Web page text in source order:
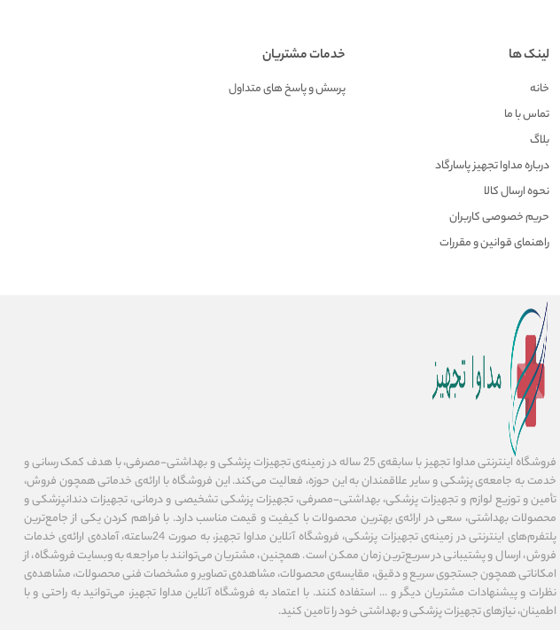
لینک ها
خانه
تماس با ما
بلاگ
درباره مداوا تجهیز پاسارگاد
نحوه ارسال کالا
حریم خصوصی کاربران
راهنمای قوانین و مقررات
خدمات مشتریان
پرسش و پاسخ های متداول
فروشگاه اینترنتی مداوا تجهیز با سابقه‌ی 25 ساله در زمینه‌ی تجهیزات پزشکی و بهداشتی-مصرفی، با هدف کمک رسانی و
خدمت به جامعه‌ی پزشکی و سایر علاقمندان به این حوزه، فعالیت می‌کند. این فروشگاه با ارائه‌ی خدماتی همچون فروش،
تأمین و توزیع لوازم و تجهیزات پزشکی، بهداشتی-مصرفی، تجهیزات پزشکی تشخیصی و درمانی، تجهیزات دندانپزشکی و
محصولات بهداشتی، سعی در ارائه‌ی بهترین محصولات با کیفیت و قیمت مناسب دارد. با فراهم کردن یکی از جامع‌ترین
پلتفرم‌های اینترنتی در زمینه‌ی تجهیزات پزشکی، فروشگاه آنلاین مداوا تجهیز، به صورت 24ساعته، آماده‌ی ارائه‌ی خدمات
فروش، ارسال و پشتیبانی در سریع‌ترین زمان ممکن است. همچنین، مشتریان می‌توانند با مراجعه به وبسایت فروشگاه، از
امکاناتی همچون جستجوی سریع و دقیق، مقایسه‌ی محصولات، مشاهده‌ی تصاویر و مشخصات فنی محصولات، مشاهده‌ی
نظرات و پیشنهادات مشتریان دیگر و ... استفاده کنند. با اعتماد به فروشگاه آنلاین مداوا تجهیز، می‌توانید به راحتی و با
اطمینان، نیازهای تجهیزات پزشکی و بهداشتی خود را تامین کنید.